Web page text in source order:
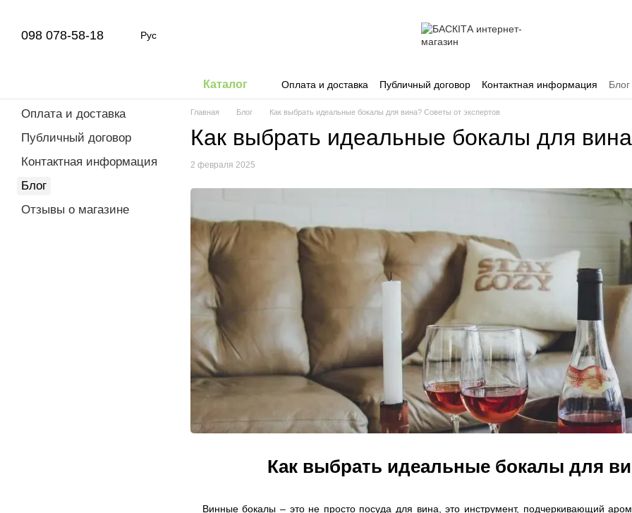
098 078-58-18 Рус
Каталог Оплата и доставка Публичный договор Контактная информация Блог
Главная Блог Как выбрать идеальные бокалы для вина? Советы от экспертов
Как выбрать идеальные бокалы для
2 февраля 2025
Как выбрать идеальные бокалы для
Винные бокалы – это не просто посуда для вина, это инструмент, подчеркивающий
Оплата и доставка
Публичный договор
Контактная информация
Блог
Отзывы о магазине